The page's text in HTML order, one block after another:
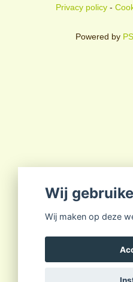
Privacy policy-
Powered by
Wij
Wij maken op deze